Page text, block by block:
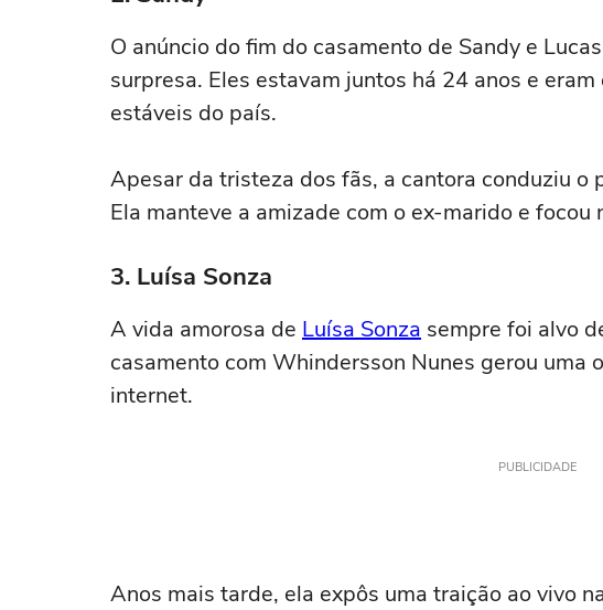
O anúncio do fim do casamento de Sandy e
surpresa. Eles estavam juntos há 24 anos e
estáveis do país.
Apesar da tristeza dos fãs, a cantora conduziu o
Ela manteve a amizade com o ex-marido e focou
3. Luísa Sonza
A vida amorosa de Luísa Sonza sempre foi alvo
casamento com Whindersson Nunes gerou uma
internet.
PUBLICIDADE
Anos mais tarde, ela expôs uma traição ao vivo